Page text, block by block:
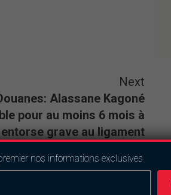
Next
Alassane Kagoné
pour au moins 6 mois à
entorse grave au ligament
nos informations exclusives